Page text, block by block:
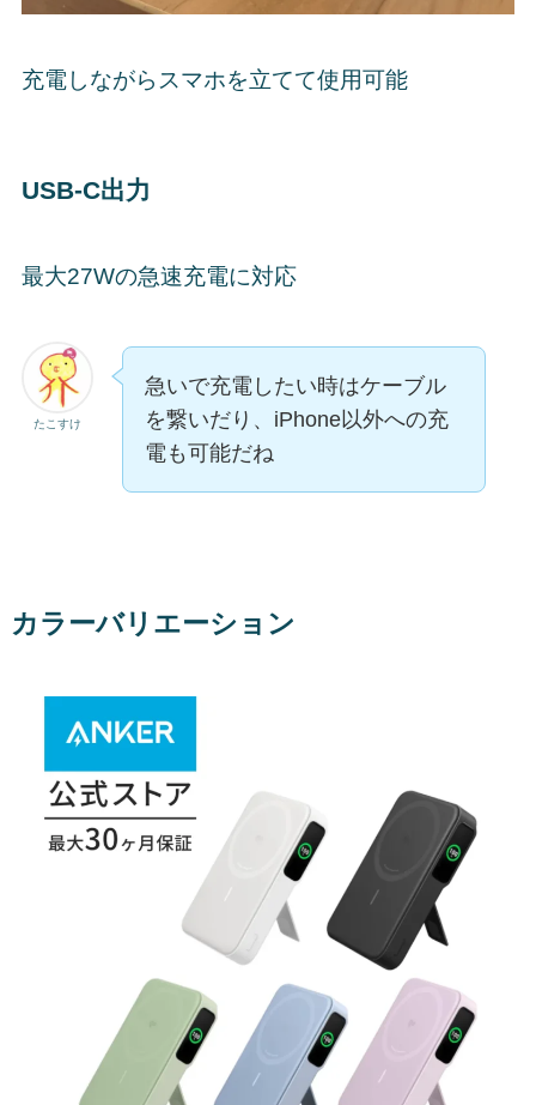
充電しながらスマホを立てて使用可能
USB-C出力
最大27Wの急速充電に対応
たこすけ
急いで充電したい時はケーブル
を繋いだり、iPhone以外への充
電も可能だね
カラーバリエーション